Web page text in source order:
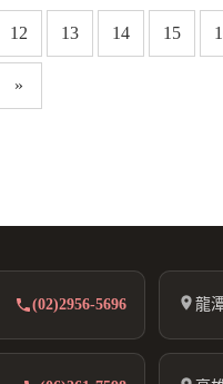
12 13 14 15
»
(02)2956-5696 龍